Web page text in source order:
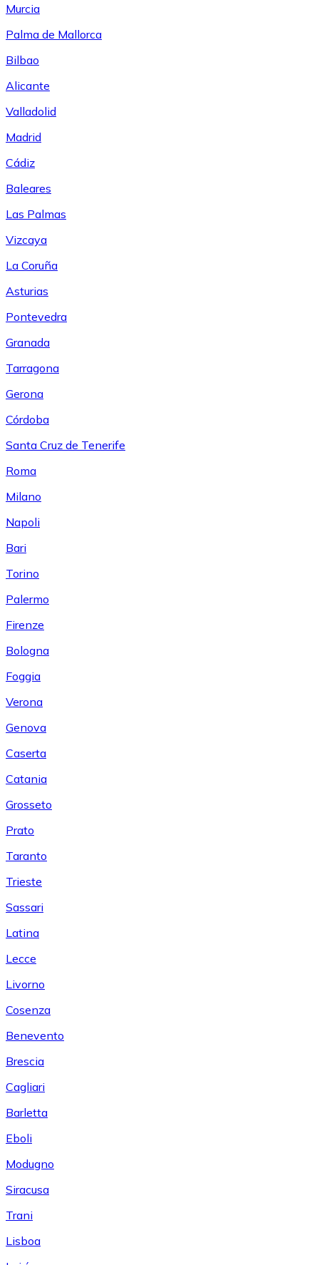
Murcia
Palma de Mallorca
Bilbao
Alicante
Valladolid
Madrid
Cádiz
Baleares
Las Palmas
Vizcaya
La Coruña
Asturias
Pontevedra
Granada
Tarragona
Gerona
Córdoba
Santa Cruz de Tenerife
Roma
Milano
Napoli
Bari
Torino
Palermo
Firenze
Bologna
Foggia
Verona
Genova
Caserta
Catania
Grosseto
Prato
Taranto
Trieste
Sassari
Latina
Lecce
Livorno
Cosenza
Benevento
Brescia
Cagliari
Barletta
Eboli
Modugno
Siracusa
Trani
Lisboa